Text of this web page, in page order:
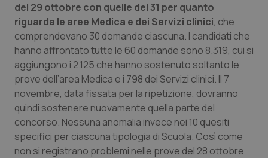
Lombardia
Marche
Molise
Piemonte
Provincia Autonoma di Bolzano
Dolore
Donna & Salute
Epatiti
HIV
Infezioni & Febbre
del 29 ottobre con quelle del 31 per quanto
riguarda le aree Medica e dei Servizi clinici, che
comprendevano 30 domande ciascuna. I candidati che
hanno affrontato tutte le 60 domande sono 8.319, cui si
aggiungono i 2.125 che hanno sostenuto soltanto le
prove dell’area Medica e i 798 dei Servizi clinici. Il 7
novembre, data fissata per la ripetizione, dovranno
quindi sostenere nuovamente quella parte del
concorso. Nessuna anomalia invece nei 10 quesiti
specifici per ciascuna tipologia di Scuola. Così come
non si registrano problemi nelle prove del 28 ottobre